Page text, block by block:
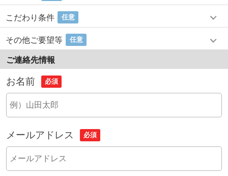
こだわり条件 任意
その他ご要望等 任意
ご連絡先情報
お名前 必須
メールアドレス 必須